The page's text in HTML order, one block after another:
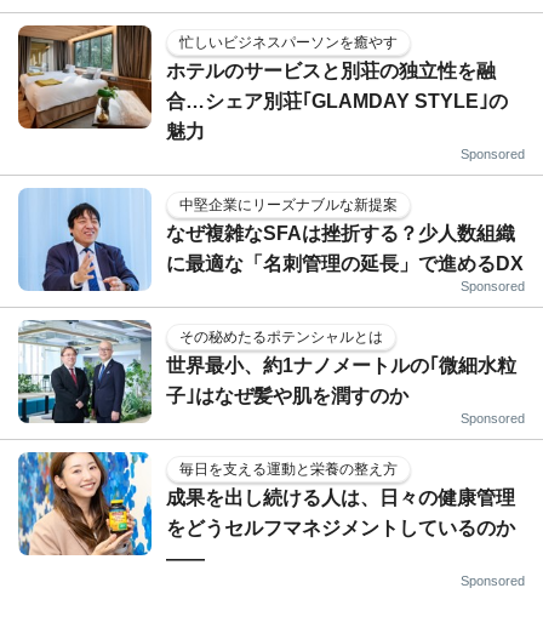
忙しいビジネスパーソンを癒やす
ホテルのサービスと別荘の独立性を融
合…シェア別荘｢GLAMDAY STYLE｣の
魅力
Sponsored
中堅企業にリーズナブルな新提案
なぜ複雑なSFAは挫折する？少人数組織
に最適な「名刺管理の延長」で進めるDX
Sponsored
その秘めたるポテンシャルとは
世界最小、約1ナノメートルの｢微細水粒
子｣はなぜ髪や肌を潤すのか
Sponsored
毎日を支える運動と栄養の整え方
成果を出し続ける人は、日々の健康管理
をどうセルフマネジメントしているのか
——
Sponsored